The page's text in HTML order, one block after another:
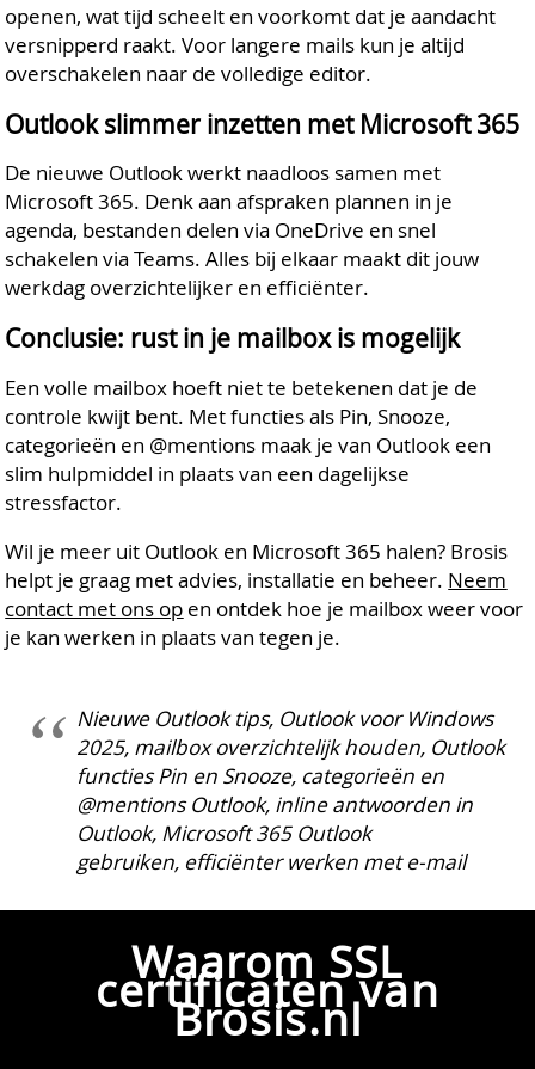
openen, wat tijd scheelt en voorkomt dat je aandacht
versnipperd raakt. Voor langere mails kun je altijd
overschakelen naar de volledige editor.
Outlook slimmer inzetten met Microsoft 365
De nieuwe Outlook werkt naadloos samen met
Microsoft 365. Denk aan afspraken plannen in je
agenda, bestanden delen via OneDrive en snel
schakelen via Teams. Alles bij elkaar maakt dit jouw
werkdag overzichtelijker en efficiënter.
Conclusie: rust in je mailbox is mogelijk
Een volle mailbox hoeft niet te betekenen dat je de
controle kwijt bent. Met functies als Pin, Snooze,
categorieën en @mentions maak je van Outlook een
slim hulpmiddel in plaats van een dagelijkse
stressfactor.
Wil je meer uit Outlook en Microsoft 365 halen? Brosis
helpt je graag met advies, installatie en beheer. Neem
contact met ons op en ontdek hoe je mailbox weer voor
je kan werken in plaats van tegen je.
Nieuwe Outlook tips, Outlook voor Windows
2025, mailbox overzichtelijk houden, Outlook
functies Pin en Snooze, categorieën en
@mentions Outlook, inline antwoorden in
Outlook, Microsoft 365 Outlook
gebruiken, efficiënter werken met e-mail
Waarom SSL
certificaten van
Brosis.nl